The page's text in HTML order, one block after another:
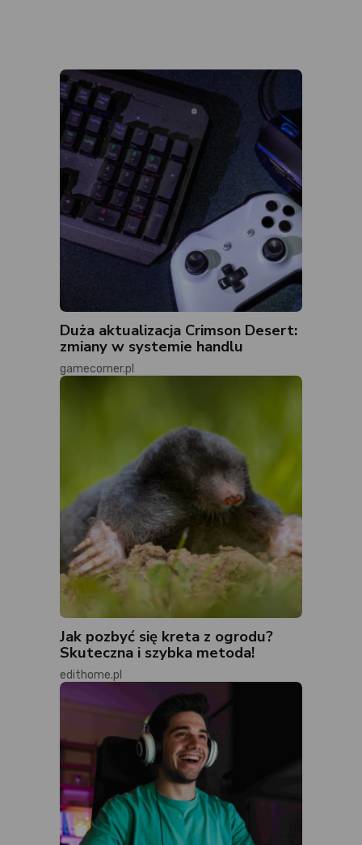
Duża aktualizacja Crimson Desert:
zmiany w systemie handlu
gamecorner.pl
Jak pozbyć się kreta z ogrodu?
Skuteczna i szybka metoda!
edithome.pl